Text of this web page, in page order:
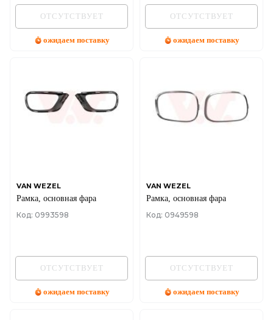
ОТСУТСТВУЕТ
ожидаем поставку
ОТСУТСТВУЕТ
ожидаем поставку
VAN WEZEL
Рамка, основная фара
Код: 0993598
ОТСУТСТВУЕТ
ожидаем поставку
VAN WEZEL
Рамка, основная фара
Код: 0949598
ОТСУТСТВУЕТ
ожидаем поставку